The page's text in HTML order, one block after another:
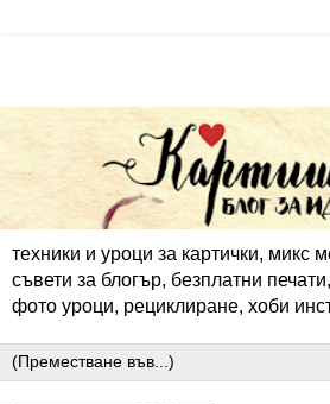
техники и уроци за картички, микс
съвети за блогър, безплатни
фото уроци, рециклиране, хоби